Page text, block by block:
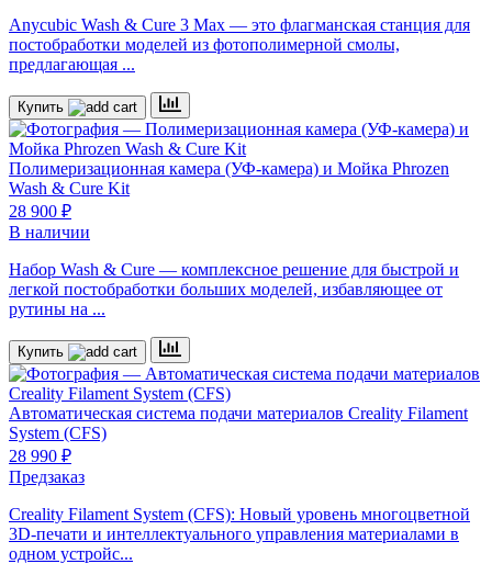
Anycubic Wash & Cure 3 Max — это флагманская станция для
постобработки моделей из фотополимерной смолы,
предлагающая ...
Купить
Полимеризационная камера (УФ-камера) и Мойка Phrozen
Wash & Cure Kit
28 900 ₽
В наличии
Набор Wash & Cure — комплексное решение для быстрой и
легкой постобработки больших моделей, избавляющее от
рутины на ...
Купить
Автоматическая система подачи материалов Creality Filament
System (CFS)
28 990 ₽
Предзаказ
Creality Filament System (CFS): Новый уровень многоцветной
3D-печати и интеллектуального управления материалами в
одном устройс...